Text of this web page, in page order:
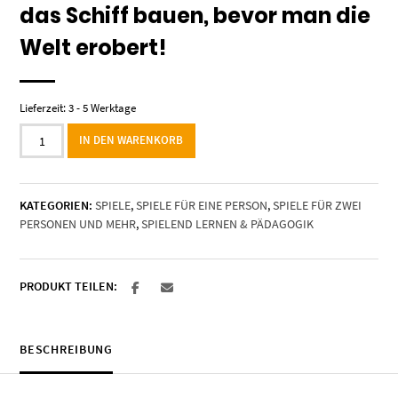
das Schiff bauen, bevor man die
Welt erobert!
Lieferzeit:3 - 5 Werktage
Wikingerschiff
mittel
Menge
IN DEN WARENKORB
KATEGORIEN: SPIELE,SPIELE FÜR EINE PERSON,SPIELE FÜR ZWEI
PERSONEN UND MEHR,SPIELEND LERNEN & PÄDAGOGIK
PRODUKT TEILEN:
BESCHREIBUNG